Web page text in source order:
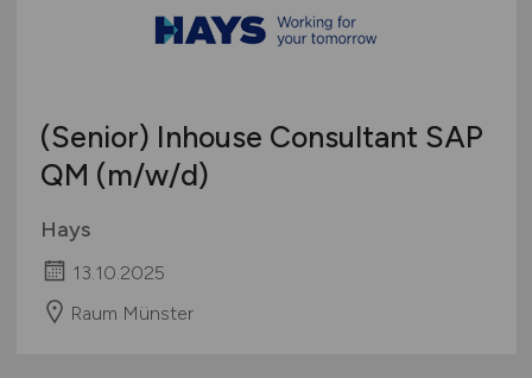
(Senior) Inhouse Consultant SAP
QM (m/w/d)
Hays
13.10.2025
Raum Münster